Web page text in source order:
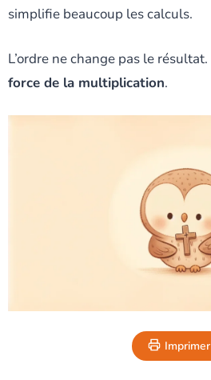
simplifie beaucoup les calculs.
L’ordre ne change pas le résultat.
force de la multiplication.
Imprimer